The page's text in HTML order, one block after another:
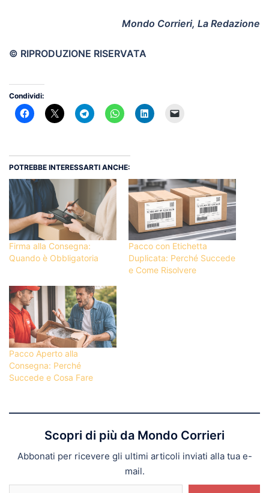
Mondo Corrieri, La Redazione
© RIPRODUZIONE RISERVATA
Condividi:
POTREBBE INTERESSARTI ANCHE:
Firma alla Consegna:
Quando è Obbligatoria
Pacco con Etichetta
Duplicata: Perché Succede
e Come Risolvere
Pacco Aperto alla
Consegna: Perché
Succede e Cosa Fare
Scopri di più da Mondo Corrieri
Abbonati per ricevere gli ultimi articoli inviati alla tua e-
mail.
Digita la tua e-mail...